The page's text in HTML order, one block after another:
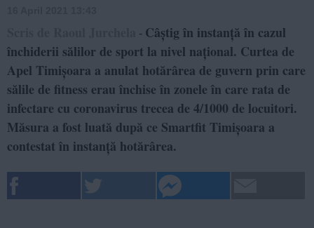
- Câștig în instanță în cazul
închiderii sălilor de sport la nivel național. Curtea de
Apel Timișoara a anulat hotărârea de guvern prin care
sălile de fitness erau închise în zonele în care rata de
infectare cu coronavirus trecea de 4/1000 de locuitori.
Măsura a fost luată după ce Smartfit Timișoara a
contestat în instanță hotărârea.